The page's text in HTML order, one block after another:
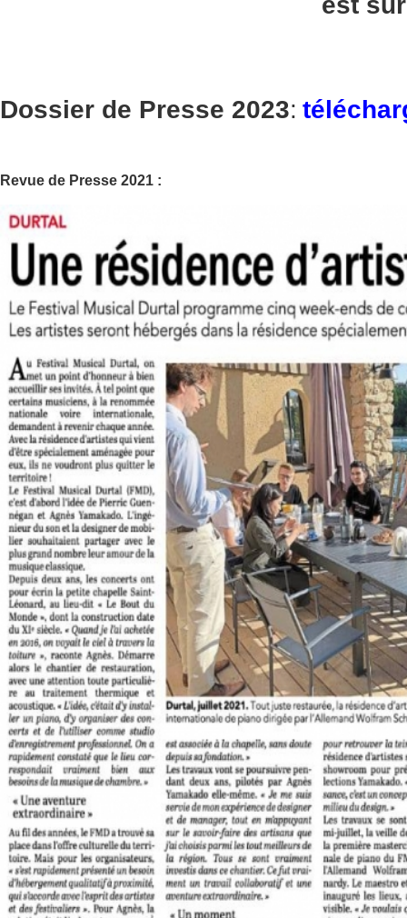
Dossier de Presse 2023:
Revue de Presse 2021 :